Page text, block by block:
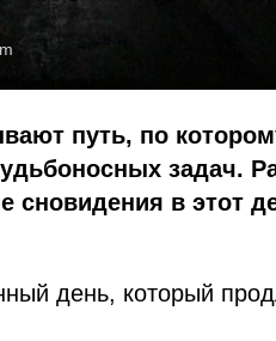
путь, по
задач.
сновидения в этот
день, который